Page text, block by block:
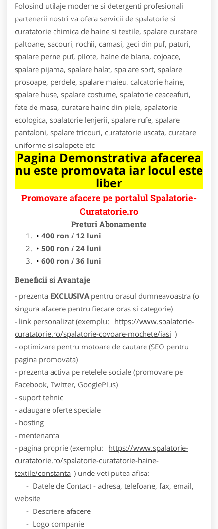
Folosind utilaje moderne si detergenti profesionali
partenerii nostri va ofera servicii de spalatorie si
curatatorie chimica de haine si textile, spalare curatare
paltoane, sacouri, rochii, camasi, geci din puf, paturi,
spalare perne puf, pilote, haine de blana, cojoace,
spalare pijama, spalare halat, spalare sort, spalare
prosoape, perdele, spalare maieu, calcatorie haine,
spalare huse, spalare costume, spalatorie ceaceafuri,
fete de masa, curatare haine din piele, spalatorie
ecologica, spalatorie lenjerii, spalare rufe, spalare
pantaloni, spalare tricouri, curatatorie uscata, curatare
uniforme si salopete etc
Pagina Demonstrativa afacerea
nu este promovata iar locul este
liber
Promovare afacere pe portalul Spalatorie-
Curatatorie.ro
Preturi Abonamente
400 ron / 12 luni
500 ron / 24 luni
600 ron / 36 luni
Beneficii si Avantaje
- prezenta EXCLUSIVA pentru orasul dumneavoastra (o
singura afacere pentru fiecare oras si categorie)
- link personalizat (exemplu:
https://www.spalatorie-
curatatorie.ro/spalatorie-covoare-mochete/iasi )
- optimizare pentru motoare de cautare (SEO pentru
pagina promovata)
- prezenta activa pe retelele sociale (promovare pe
Facebook, Twitter, GooglePlus)
- suport tehnic
- adaugare oferte speciale
- hosting
- mentenanta
- pagina proprie (exemplu:
https://www.spalatorie-
curatatorie.ro/spalatorie-curatatorie-haine-
textile/constanta ) unde veti putea afisa:
- Datele de Contact - adresa, telefoane, fax, email,
website
- Descriere afacere
- Logo companie